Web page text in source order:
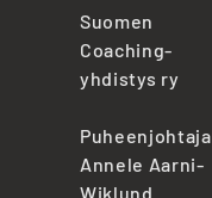
Suomen
Coaching-
yhdistys ry
Puheenjohtaja
Annele Aarni-
Wiklund